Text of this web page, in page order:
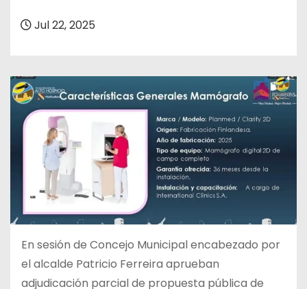
Jul 22, 2025
En sesión de Concejo Municipal encabezado por
el alcalde Patricio Ferreira aprueban
adjudicación parcial de propuesta pública de